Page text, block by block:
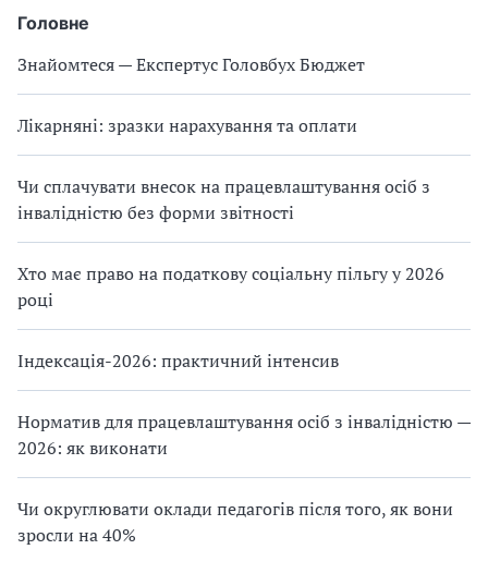
Головне
Знайомтеся — Експертус Головбух Бюджет
Лікарняні: зразки нарахування та оплати
Чи сплачувати внесок на працевлаштування осіб з
інвалідністю без форми звітності
Хто має право на податкову соціальну пільгу у 2026
році
Індексація-2026: практичний інтенсив
Норматив для працевлаштування осіб з інвалідністю —
2026: як виконати
Чи округлювати оклади педагогів після того, як вони
зросли на 40%